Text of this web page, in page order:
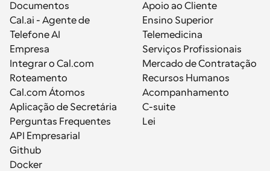
Documentos
Cal.ai - Agente de
Telefone AI
Empresa
Integrar o Cal.com
Roteamento
Cal.com Átomos
Aplicação de Secretária
Perguntas Frequentes
API Empresarial
Github
Docker
Apoio ao Cliente
Ensino Superior
Telemedicina
Serviços Profissionais
Mercado de Contratação
Recursos Humanos
Acompanhamento
C-suite
Lei